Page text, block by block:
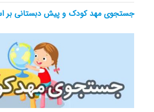
جستجوی مهد کودک و پیش دبستانی بر